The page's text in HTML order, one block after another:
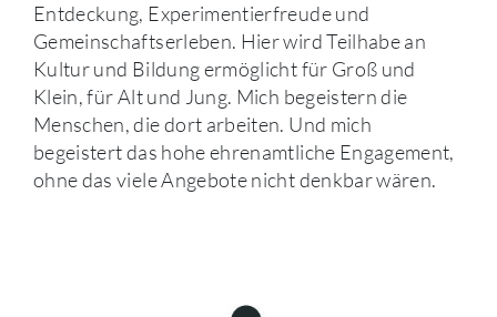
Entdeckung, Experimentierfreude und
Gemeinschaftserleben. Hier wird Teilhabe an
Kultur und Bildung ermöglicht für Groß und
Klein, für Alt und Jung. Mich begeistern die
Menschen, die dort arbeiten. Und mich
begeistert das hohe ehrenamtliche Engagement,
ohne das viele Angebote nicht denkbar wären.